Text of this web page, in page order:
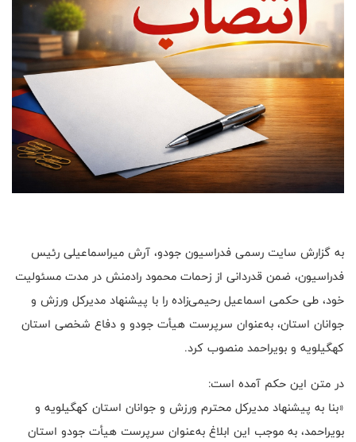
به گزارش سایت رسمی فدراسیون جودو، آرش میراسماعیلی رئیس
فدراسیون، ضمن قدردانی از زحمات محمود رادمنش در مدت مسئولیت
خود، طی حکمی اسماعیل رحیمی‌زاده را با پیشنهاد مدیرکل ورزش و
جوانان استان، به‌عنوان سرپرست هیأت جودو و دفاع شخصی استان
کهگیلویه و بویراحمد منصوب کرد.
در متن این حکم آمده است:
«بنا به پیشنهاد مدیرکل محترم ورزش و جوانان استان کهگیلویه و
بویراحمد، به موجب این ابلاغ به‌عنوان سرپرست هیأت جودو استان